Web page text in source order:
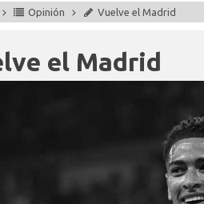
Opinión Vuelve el Madrid
el Madrid